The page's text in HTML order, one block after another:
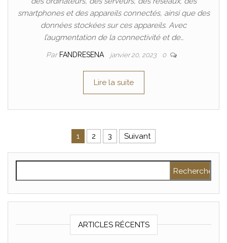
smartphones et des appareils connectés, ainsi que des
données stockées sur ces appareils. Avec
l’augmentation de la connectivité et de…
Par FANDRESENA janvier 20, 2023 0
Lire la suite
Pagination des publications
1 2 3 Suivant
ARTICLES RÉCENTS